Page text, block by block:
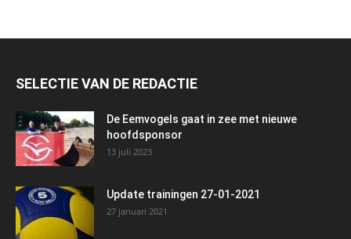
SELECTIE VAN DE REDACTIE
De Eemvogels gaat in zee met nieuwe
hoofdsponsor
13 juli 2023
Update trainingen 27-01-2021
27 januari 2021